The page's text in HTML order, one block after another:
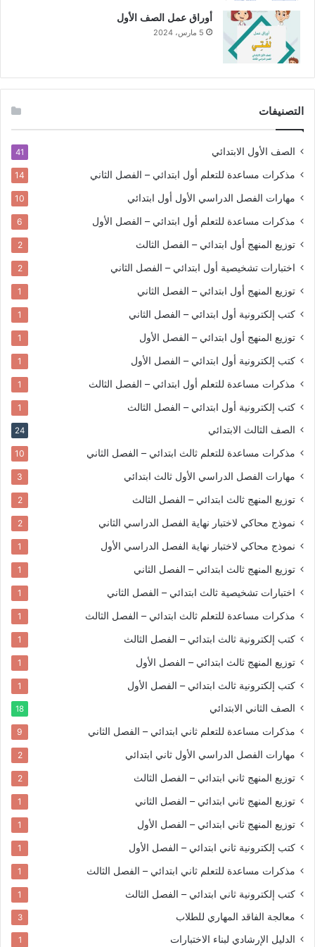
أوراق عمل الصف الأول
5 مارس، 2024
التصنيفات
الصف الأول الابتدائي 41
مذكرات مساعدة للتعلم أول ابتدائي – الفصل الثاني 14
مهارات الفصل الدراسي الأول أول ابتدائي 10
مذكرات مساعدة للتعلم أول ابتدائي – الفصل الأول 6
توزيع المنهج أول ابتدائي – الفصل الثالث 2
اختبارات تشخيصية أول ابتدائي – الفصل الثاني 2
توزيع المنهج أول ابتدائي – الفصل الثاني 1
كتب إلكترونية أول ابتدائي – الفصل الثاني 1
توزيع المنهج أول ابتدائي – الفصل الأول 1
كتب إلكترونية أول ابتدائي – الفصل الأول 1
مذكرات مساعدة للتعلم أول ابتدائي – الفصل الثالث 1
كتب إلكترونية أول ابتدائي – الفصل الثالث 1
الصف الثالث الابتدائي 24
مذكرات مساعدة للتعلم ثالث ابتدائي – الفصل الثاني 10
مهارات الفصل الدراسي الأول ثالث ابتدائي 3
توزيع المنهج ثالث ابتدائي – الفصل الثالث 2
نموذج محاكي لاختبار نهاية الفصل الدراسي الثاني 2
نموذج محاكي لاختبار نهاية الفصل الدراسي الأول 1
توزيع المنهج ثالث ابتدائي – الفصل الثاني 1
اختبارات تشخيصية ثالث ابتدائي – الفصل الثاني 1
مذكرات مساعدة للتعلم ثالث ابتدائي – الفصل الثالث 1
كتب إلكترونية ثالث ابتدائي – الفصل الثالث 1
توزيع المنهج ثالث ابتدائي – الفصل الأول 1
كتب إلكترونية ثالث ابتدائي – الفصل الأول 1
الصف الثاني الابتدائي 18
مذكرات مساعدة للتعلم ثاني ابتدائي – الفصل الثاني 9
مهارات الفصل الدراسي الأول ثاني ابتدائي 2
توزيع المنهج ثاني ابتدائي – الفصل الثالث 2
توزيع المنهج ثاني ابتدائي – الفصل الثاني 1
توزيع المنهج ثاني ابتدائي – الفصل الأول 1
كتب إلكترونية ثاني ابتدائي – الفصل الأول 1
مذكرات مساعدة للتعلم ثاني ابتدائي – الفصل الثالث 1
كتب إلكترونية ثاني ابتدائي – الفصل الثالث 1
معالجة الفاقد المهاري للطلاب 3
الدليل الإرشادي لبناء الاختبارات 1